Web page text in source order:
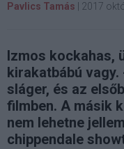
Pavlics Tamás 2017
Izmos kockahas,
kirakatbábú
sláger, és az
filmben. A másik
nem lehetne
chippendale